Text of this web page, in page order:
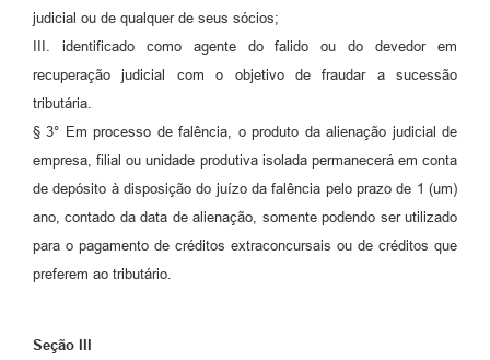
judicial ou de qualquer de seus sócios;
III. identificado como agente do falido ou do devedor em
recuperação judicial com o objetivo de fraudar a sucessão
tributária.
§ 3° Em processo de falência, o produto da alienação judicial de
empresa, filial ou unidade produtiva isolada permanecerá em conta
de depósito à disposição do juízo da falência pelo prazo de 1 (um)
ano, contado da data de alienação, somente podendo ser utilizado
para o pagamento de créditos extraconcursais ou de créditos que
preferem ao tributário.
Seção III